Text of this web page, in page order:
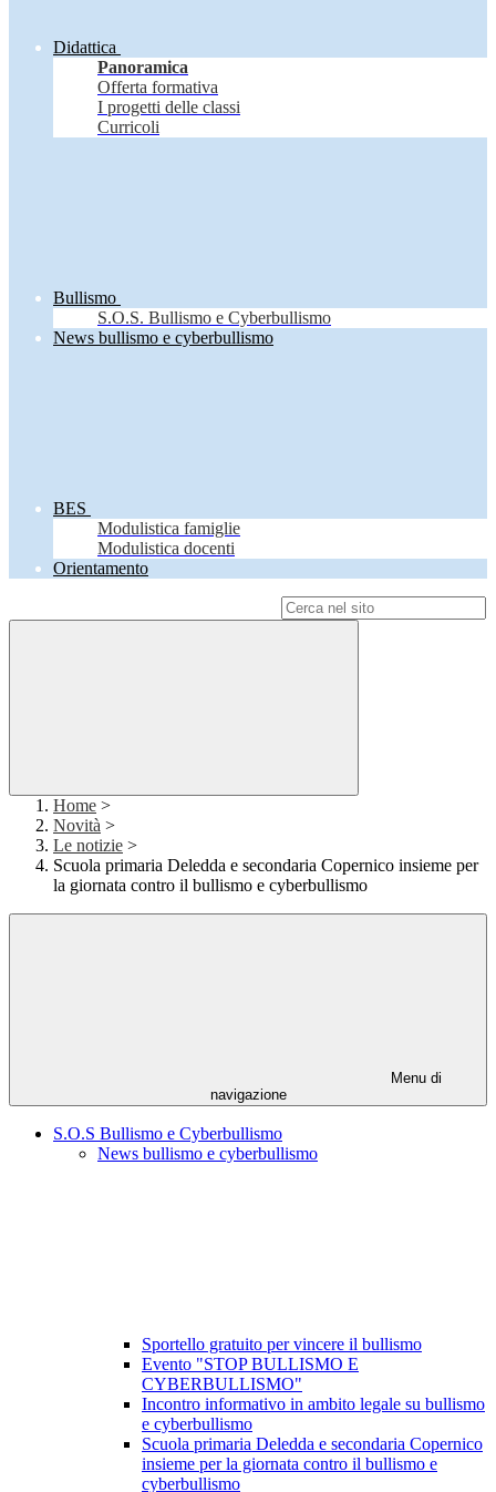
Didattica
Panoramica
Offerta formativa
I progetti delle classi
Curricoli
Bullismo
S.O.S. Bullismo e Cyberbullismo
News bullismo e cyberbullismo
BES
Modulistica famiglie
Modulistica docenti
Orientamento
Home >
Novità >
Le notizie >
Scuola primaria Deledda e secondaria Copernico insieme per
la giornata contro il bullismo e cyberbullismo
Menu di
navigazione
S.O.S Bullismo e Cyberbullismo
News bullismo e cyberbullismo
Sportello gratuito per vincere il bullismo
Evento "STOP BULLISMO E
CYBERBULLISMO"
Incontro informativo in ambito legale su bullismo
e cyberbullismo
Scuola primaria Deledda e secondaria Copernico
insieme per la giornata contro il bullismo e
cyberbullismo